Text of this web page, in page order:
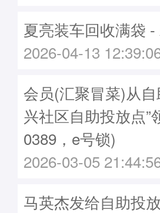
夏亮装车回收满袋 -
2026-04-13
会员(汇聚冒菜)从
兴社区自助投放点”
0389，e号锁)
2026-03-05
马英杰发给自助投